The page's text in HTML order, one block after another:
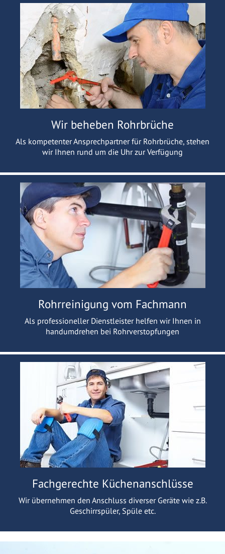
Wir beheben Rohrbrüche
Als kompetenter Ansprechpartner für Rohrbrüche, stehen
wir Ihnen rund um die Uhr zur Verfügung
Rohrreinigung vom Fachmann
Als professioneller Dienstleister helfen wir Ihnen in
handumdrehen bei Rohrverstopfungen
Fachgerechte Küchenanschlüsse
Wir übernehmen den Anschluss diverser Geräte wie z.B.
Geschirrspüler, Spüle etc.